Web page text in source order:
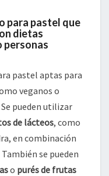
para pastel que
dietas
personas
pastel aptas para
veganos o
pueden utilizar
de lácteos, como
en combinación
También se pueden
o purés de frutas